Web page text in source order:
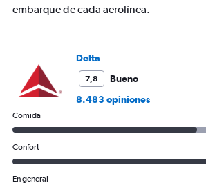
0
embarque de cada aerolínea.
Delta
7,8
Bueno
8.483 opiniones
Comida
Confort
En general